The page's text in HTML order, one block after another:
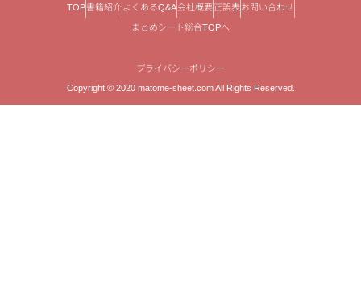
TOP 書籍紹介 よくあるQ&A 会社概要 正誤表 お問い合わせ
まとめシート総合TOPへ
プライバシーポリシー
Copyright © 2020 matome-sheet.com All Rights Reserved.